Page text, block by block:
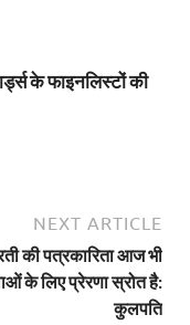
के फाइनलिस्टों की
NEXT ARTICLE
की पत्रकारिता आज भी
के लिए प्रेरणा स्रोत है:
कुलपति